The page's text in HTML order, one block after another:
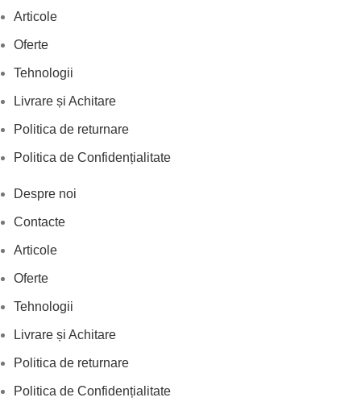
Articole
Oferte
Tehnologii
Livrare și Achitare
Politica de returnare
Politica de Confidențialitate
Despre noi
Contacte
Articole
Oferte
Tehnologii
Livrare și Achitare
Politica de returnare
Politica de Confidențialitate